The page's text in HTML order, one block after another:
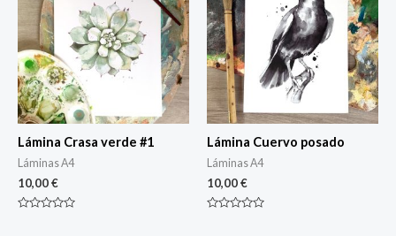
Lámina Crasa verde #1
Láminas A4
10,00€
Lámina Cuervo posado
Láminas A4
10,00€